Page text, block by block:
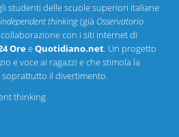
studenti delle scuole superiori italiane
thinking(già Osservatorio
con i siti internet di
OreeQuotidiano.net. Un progetto
e voce ai ragazzi e che stimola la
il divertimento.
thinking